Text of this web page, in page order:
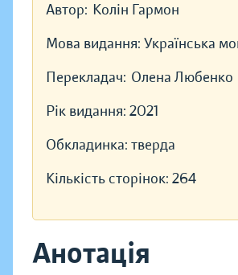
Автор: Колін Гармон
Мова видання: Українська
Перекладач: Олена Любенко
Рік видання: 2021
Обкладинка: тверда
Кількість сторінок: 264
Анотація